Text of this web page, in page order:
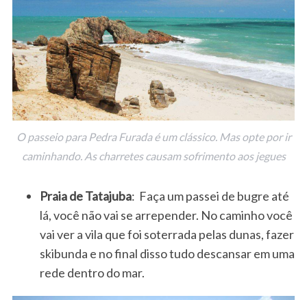
O passeio para Pedra Furada é um clássico. Mas opte por ir
caminhando. As charretes causam sofrimento aos jegues
Praia de Tatajuba: Faça um passei de bugre até
lá, você não vai se arrepender. No caminho você
vai ver a vila que foi soterrada pelas dunas, fazer
skibunda e no final disso tudo descansar em uma
rede dentro do mar.